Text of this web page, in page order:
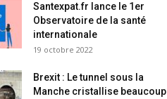
Santexpat.fr lance le 1er
Observatoire de la santé
internationale
19 octobre 2022
Brexit : Le tunnel sous la
Manche cristallise beaucoup